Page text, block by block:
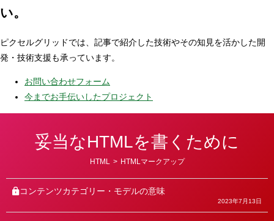
い。
ピクセルグリッドでは、記事で紹介した技術やその知見を活かした開
発・技術支援も承っています。
お問い合わせフォーム
今までお手伝いしたプロジェクト
妥当なHTMLを書くために
カ
ゴ
リ
ー
HTML > HTMLマークアップ
コンテンツカテゴリー・モデルの意味
2023年7月13日